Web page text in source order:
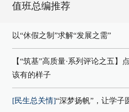
值班总编推荐
以“休假之制”求解“发展之需”
【“筑基”高质量·系列评论之五】
该有的样子
[民生总关情]“深梦扬帆”，让学子